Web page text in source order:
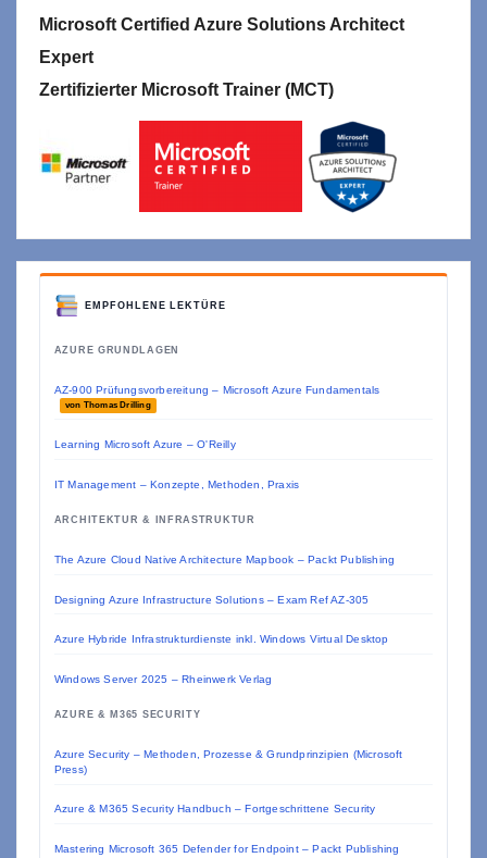
Microsoft Certified Azure Solutions Architect
Expert
Zertifizierter Microsoft Trainer (MCT)
EMPFOHLENE LEKTÜRE
AZURE GRUNDLAGEN
AZ-900 Prüfungsvorbereitung – Microsoft Azure Fundamentals
von Thomas Drilling
Learning Microsoft Azure – O'Reilly
IT Management – Konzepte, Methoden, Praxis
ARCHITEKTUR & INFRASTRUKTUR
The Azure Cloud Native Architecture Mapbook – Packt Publishing
Designing Azure Infrastructure Solutions – Exam Ref AZ-305
Azure Hybride Infrastrukturdienste inkl. Windows Virtual Desktop
Windows Server 2025 – Rheinwerk Verlag
AZURE & M365 SECURITY
Azure Security – Methoden, Prozesse & Grundprinzipien (Microsoft
Press)
Azure & M365 Security Handbuch – Fortgeschrittene Security
Mastering Microsoft 365 Defender for Endpoint – Packt Publishing